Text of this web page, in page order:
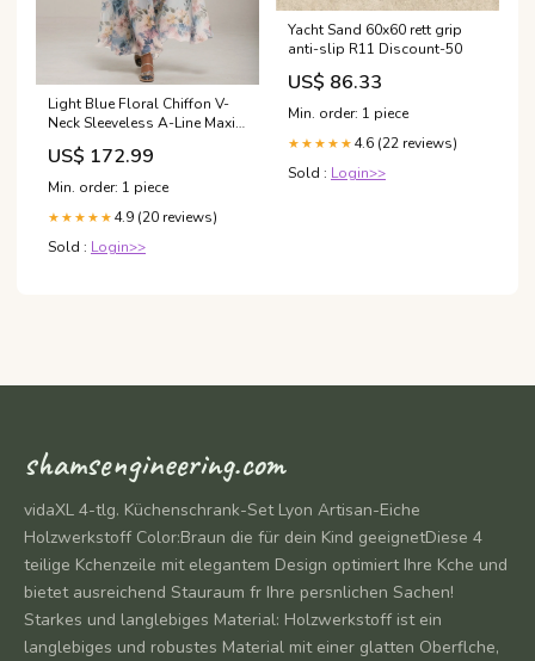
Light Blue Floral Chiffon V-
Neck Sleeveless A-Line Maxi
Dress Color:Dusty Sage
US$ 172.99
Min. order: 1 piece
★★★★★ 4.9 (20 reviews)
Sold : Login>>
Yacht Sand 60x60 rett grip
anti-slip R11 Discount-50
US$ 86.33
Min. order: 1 piece
★★★★★ 4.6 (22 reviews)
Sold : Login>>
shamsengineering.com
vidaXL 4-tlg. Küchenschrank-Set Lyon Artisan-Eiche
Holzwerkstoff Color:Braun die für dein Kind geeignetDiese 4
teilige Kchenzeile mit elegantem Design optimiert Ihre Kche und
bietet ausreichend Stauraum fr Ihre persnlichen Sachen!
Starkes und langlebiges Material: Holzwerkstoff ist ein
langlebiges und robustes Material mit einer glatten Oberflche,